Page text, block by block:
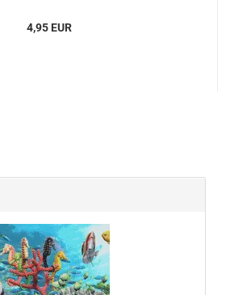
4,95 EUR